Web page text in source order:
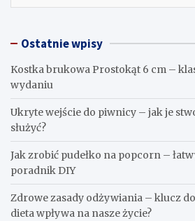
Ostatnie wpisy
Kostka brukowa Prostokąt 6 cm –
wydaniu
Ukryte wejście do piwnicy – jak je
służyć?
Jak zrobić pudełko na popcorn –
poradnik DIY
Zdrowe zasady odżywiania – klucz
dieta wpływa na nasze życie?